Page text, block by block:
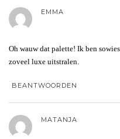
EMMA
Oh wauw dat palette! Ik ben
zoveel luxe uitstralen.
BEANTWOORDEN
MATANJA